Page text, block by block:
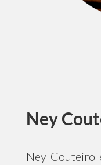
Ney
Ney Couteiro